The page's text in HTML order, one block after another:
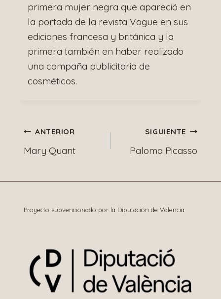
primera mujer negra que apareció en
la portada de la revista Vogue en sus
ediciones francesa y británica y la
primera también en haber realizado
una campaña publicitaria de
cosméticos.
Navegación
de
entradas
ANTERIOR
Mary Quant
SIGUIENTE
Paloma Picasso
Proyecto subvencionado por la Diputación de Valencia